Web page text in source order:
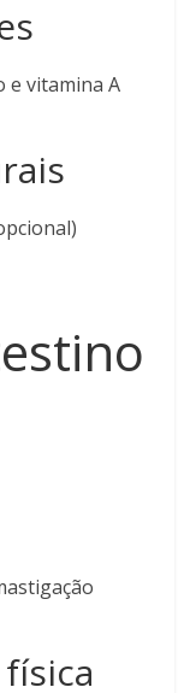
e vitamina A